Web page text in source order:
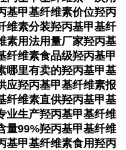
基甲基纤维素价位羟丙
维素分装羟丙基甲基纤
素用法用量厂家羟丙基
纤维素食品级羟丙基甲
哪里有卖的羟丙基甲基
应羟丙基甲基纤维素报
纤维素直供羟丙基甲基
业生产羟丙基甲基纤维
量99%羟丙基甲基纤维
基甲基纤维素食用羟丙